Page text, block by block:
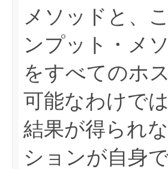
メソッドと、
ンプット・メ
をすべてのホ
可能なわけで
結果が得られ
ションが自身